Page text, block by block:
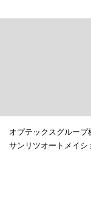
オプテックスグループ
サンリツオートメイシ